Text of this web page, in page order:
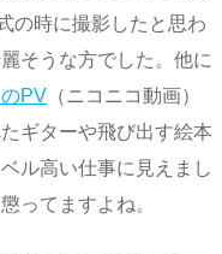
の時に撮影したと思わ
そうな方でした。他に
PV （ニコニコ動画）
ギターや飛び出す絵本
ル高い仕事に見えまし
ってますよね。